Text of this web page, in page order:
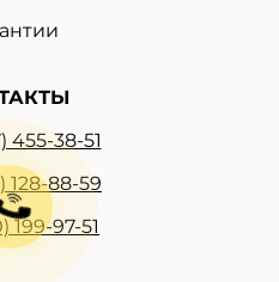
455-38-51
128-88-59
199-97-51